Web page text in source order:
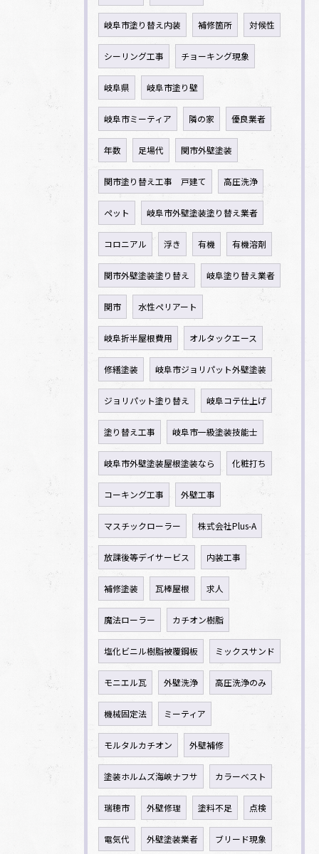
岐阜市塗り替え内装 補修箇所 対候性
シーリング工事 チョーキング現象
岐阜県 岐阜市塗り壁
岐阜市ミーティア 隣の家 優良業者
年数 足場代 関市外壁塗装
関市塗り替え工事 戸建て 高圧洗浄
ペット 岐阜市外壁塗装塗り替え業者
コロニアル 浮き 有機 有機溶剤
関市外壁塗装塗り替え 岐阜塗り替え業者
関市 水性ペリアート
岐阜折半屋根費用 オルタックエース
修繕塗装 岐阜市ジョリパット外壁塗装
ジョリパット塗り替え 岐阜コテ仕上げ
塗り替え工事 岐阜市一級塗装技能士
岐阜市外壁塗装屋根塗装なら 化粧打ち
コーキング工事 外壁工事
マスチックローラー 株式会社Plus-A
放課後等デイサービス 内装工事
補修塗装 瓦棒屋根 求人
魔法ローラー カチオン樹脂
塩化ビニル樹脂被覆鋼板 ミックスサンド
モニエル瓦 外壁洗浄 高圧洗浄のみ
機械固定法 ミーティア
モルタルカチオン 外壁補修
塗装ホルムズ海峡ナフサ カラーベスト
瑞穂市 外壁修理 塗料不足 点検
電気代 外壁塗装業者 ブリード現象